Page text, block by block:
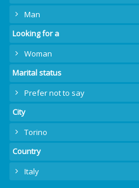
Man
Looking for a
Woman
Marital status
Prefer not to say
City
Torino
Country
Italy